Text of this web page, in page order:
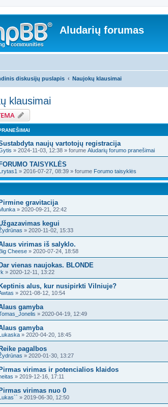
Aludarių forumas
diskusijų puslapis Naujokų klausimai
klausimai
naujų vartotojų registracija
» 2024-11-03, 12:38 » forume Aludarių forumo pranešimai
FORUMO TAISYKLĖS
» 2016-07-27, 08:39 » forume Forumo taisyklės
Pirmine gravitacija
» 2020-09-21, 22:42
kegui
» 2020-11-02, 15:33
virimas iš salyklo.
Cheese » 2020-07-24, 18:58
Dar vienas naujokas. BLONDE
» 2020-12-11, 13:22
Keptinis alus, kur nusipirkti Vilniuje?
» 2021-08-12, 10:54
gamyba
» 2020-04-19, 12:49
gamyba
» 2020-04-20, 18:45
Reike pagalbos
» 2020-01-30, 13:27
Pirmas virimas ir potencialios klaidos
» 2019-12-16, 17:11
Pirmas virimas nuo 0
» 2019-06-30, 12:50